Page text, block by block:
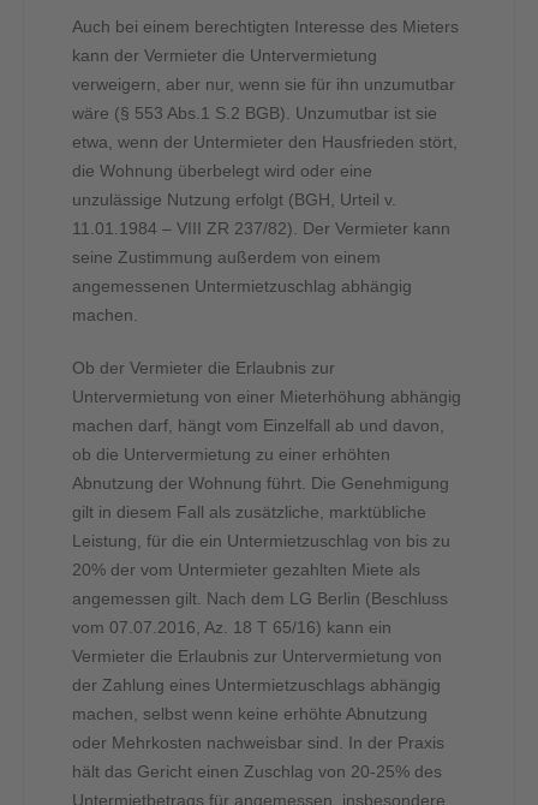
Auch bei einem berechtigten Interesse des Mieters
kann der Vermieter die Untervermietung
verweigern, aber nur, wenn sie für ihn unzumutbar
wäre (§ 553 Abs.1 S.2 BGB). Unzumutbar ist sie
etwa, wenn der Untermieter den Hausfrieden stört,
die Wohnung überbelegt wird oder eine
unzulässige Nutzung erfolgt (BGH, Urteil v.
11.01.1984 – VIII ZR 237/82). Der Vermieter kann
seine Zustimmung außerdem von einem
angemessenen Untermietzuschlag abhängig
machen.
Ob der Vermieter die Erlaubnis zur
Untervermietung von einer Mieterhöhung abhängig
machen darf, hängt vom Einzelfall ab und davon,
ob die Untervermietung zu einer erhöhten
Abnutzung der Wohnung führt. Die Genehmigung
gilt in diesem Fall als zusätzliche, marktübliche
Leistung, für die ein Untermietzuschlag von bis zu
20% der vom Untermieter gezahlten Miete als
angemessen gilt. Nach dem LG Berlin (Beschluss
vom 07.07.2016, Az. 18 T 65/16) kann ein
Vermieter die Erlaubnis zur Untervermietung von
der Zahlung eines Untermietzuschlags abhängig
machen, selbst wenn keine erhöhte Abnutzung
oder Mehrkosten nachweisbar sind. In der Praxis
hält das Gericht einen Zuschlag von 20-25% des
Untermietbetrags für angemessen, insbesondere